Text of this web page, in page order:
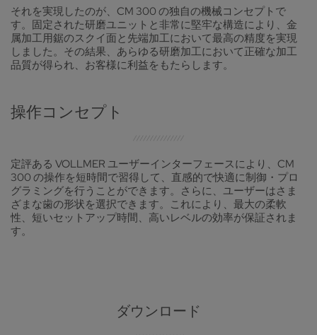
それを実現したのが、CM 300 の独自の機械コンセプトで
す。固定された研磨ユニットと非常に堅牢な構造により、金
属加工用鋸のスクイ面と先端加工において最高の精度を実現
しました。その結果、あらゆる研磨加工において正確な加工
品質が得られ、お客様に利益をもたらします。
操作コンセプト
定評ある VOLLMER ユーザーインターフェースにより、CM
300 の操作を短時間で習得して、直感的で快適に制御・プロ
グラミングを行うことができます。さらに、ユーザーはさま
ざまな歯の形状を選択できます。これにより、最大の柔軟
性、短いセットアップ時間、高いレベルの効率が保証されま
す。
ダウンロード